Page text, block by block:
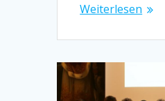
Weiterlesen